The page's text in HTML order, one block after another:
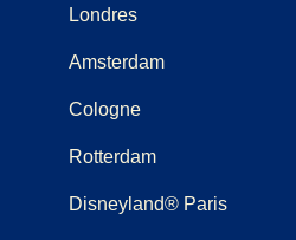
Londres
Amsterdam
Cologne
Rotterdam
Disneyland® Paris